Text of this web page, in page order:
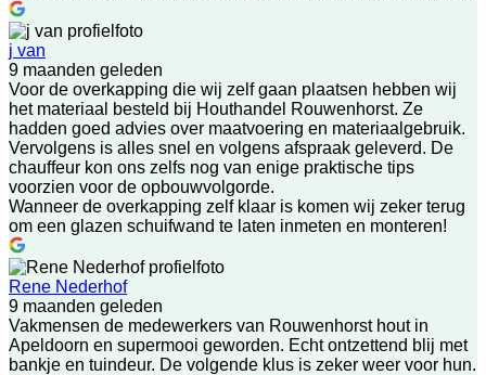
j van
9 maanden geleden
Voor de overkapping die wij zelf gaan plaatsen hebben wij
het materiaal besteld bij Houthandel Rouwenhorst. Ze
hadden goed advies over maatvoering en materiaalgebruik.
Vervolgens is alles snel en volgens afspraak geleverd. De
chauffeur kon ons zelfs nog van enige praktische tips
voorzien voor de opbouwvolgorde.
Wanneer de overkapping zelf klaar is komen wij zeker terug
om een glazen schuifwand te laten inmeten en monteren!
Rene Nederhof
9 maanden geleden
Vakmensen de medewerkers van Rouwenhorst hout in
Apeldoorn en supermooi geworden. Echt ontzettend blij met
bankje en tuindeur. De volgende klus is zeker weer voor hun.